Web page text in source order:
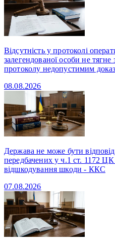
Відсутність у протоколі
залегендованої особи не
протоколу недопустимим
08.08.2026
Держава не може бути
передбачених у ч.1 ст. 1172 ЦК
відшкодування шкоди - ККС
07.08.2026